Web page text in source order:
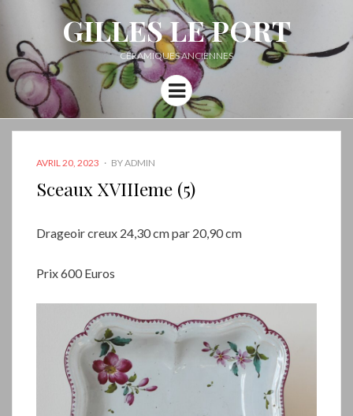
GILLES LE PORT
CÉRAMIQUES ANCIENNES
Menu
POSTED
AVRIL 20, 2023 BYADMIN
Sceaux XVIIIeme (5)
Drageoir creux 24,30 cm par 20,90 cm
Prix 600 Euros